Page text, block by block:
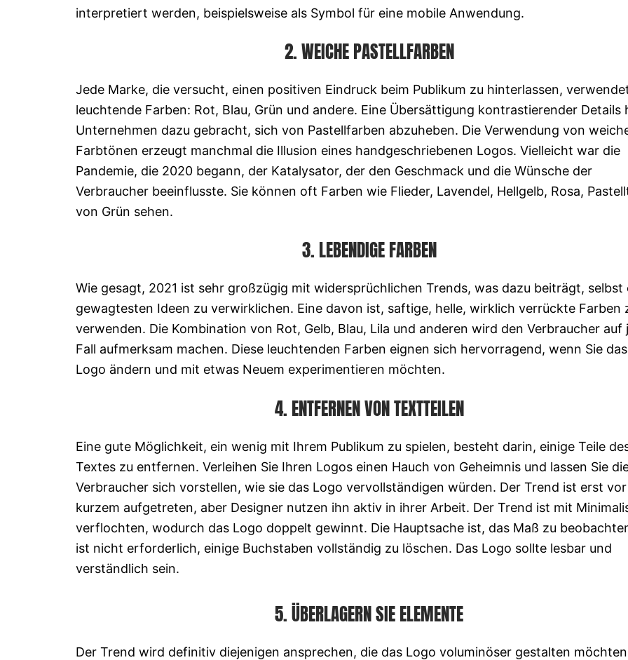
interpretiert werden, beispielsweise als Symbol für eine mobile Anwendung.
2. WEICHE PASTELLFARBEN
Jede Marke, die versucht, einen positiven Eindruck beim Publikum zu hinterlassen,
leuchtende Farben: Rot, Blau, Grün und andere. Eine Übersättigung kontrastierender Details
Unternehmen dazu gebracht, sich von Pastellfarben abzuheben. Die Verwendung von
Farbtönen erzeugt manchmal die Illusion eines handgeschriebenen Logos. Vielleicht war die
Pandemie, die 2020 begann, der Katalysator, der den Geschmack und die Wünsche der
Verbraucher beeinflusste. Sie können oft Farben wie Flieder, Lavendel, Hellgelb, Rosa,
von Grün sehen.
3. LEBENDIGE FARBEN
Wie gesagt, 2021 ist sehr großzügig mit widersprüchlichen Trends, was dazu beiträgt, selbst
gewagtesten Ideen zu verwirklichen. Eine davon ist, saftige, helle, wirklich verrückte Farben
verwenden. Die Kombination von Rot, Gelb, Blau, Lila und anderen wird den Verbraucher auf
Fall aufmerksam machen. Diese leuchtenden Farben eignen sich hervorragend, wenn Sie
Logo ändern und mit etwas Neuem experimentieren möchten.
4. ENTFERNEN VON TEXTTEILEN
Eine gute Möglichkeit, ein wenig mit Ihrem Publikum zu spielen, besteht darin, einige Teile
Textes zu entfernen. Verleihen Sie Ihren Logos einen Hauch von Geheimnis und lassen Sie
Verbraucher sich vorstellen, wie sie das Logo vervollständigen würden. Der Trend ist erst vor
kurzem aufgetreten, aber Designer nutzen ihn aktiv in ihrer Arbeit. Der Trend ist mit
verflochten, wodurch das Logo doppelt gewinnt. Die Hauptsache ist, das Maß zu
ist nicht erforderlich, einige Buchstaben vollständig zu löschen. Das Logo sollte lesbar und
verständlich sein.
5. ÜBERLAGERN SIE ELEMENTE
Der Trend wird definitiv diejenigen ansprechen, die das Logo voluminöser gestalten